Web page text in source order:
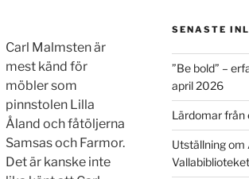
Carl Malmsten är
mest känd för
möbler som
pinnstolen Lilla
Åland och fåtöljerna
Samsas och Farmor.
Det är kanske inte
SENASTE
”Be bold” –
april 2026
Lärdomar från
Utställning om
Vallabiblioteket